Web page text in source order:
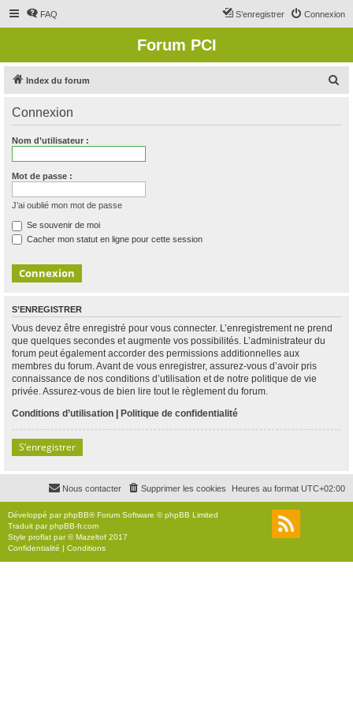
FAQ Connexion
S’enregistrer
Forum PCI
Index du forum
Connexion
Nom d’utilisateur :
Mot de passe :
J’ai oublié mon mot de passe
Se souvenir de moi
Cacher mon statut en ligne pour cette session
S’ENREGISTRER
Vous devez être enregistré pour vous connecter. L’enregistrement ne prend
que quelques secondes et augmente vos possibilités. L’administrateur du
forum peut également accorder des permissions additionnelles aux
membres du forum. Avant de vous enregistrer, assurez-vous d’avoir pris
connaissance de nos conditions d’utilisation et de notre politique de vie
privée. Assurez-vous de bien lire tout le règlement du forum.
Conditions d’utilisation | Politique de confidentialité
S’enregistrer
Heures au format UTC+02:00
Supprimer les cookies
Nous contacter
Développé parphpBB® Forum Software © phpBB Limited
Traduit parphpBB-fr.com
Style proflat par ©Mazeltof 2017
Confidentialité | Conditions